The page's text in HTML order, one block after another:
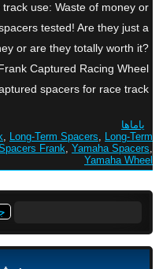
use: Waste of money or
tested! Are they just a
or are they totally worth it?
Captured Racing Wheel
spacers for race track […]
یاماها
, Long-Term Spacers, Long-Term
Frank, Yamaha Spacers,
Yamaha Wheel